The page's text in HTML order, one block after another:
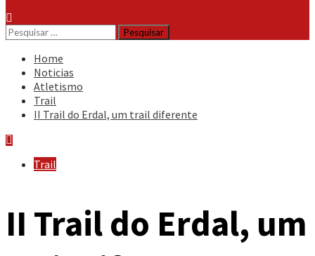
Pesquisar
por:
Home
Noticias
Atletismo
Trail
II Trail do Erdal, um trail diferente
Trail
II Trail do Erdal, um